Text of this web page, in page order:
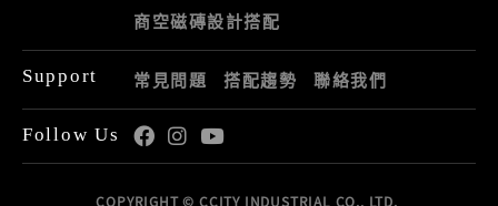
商空磁磚設計搭配
Support 常見問題 搭配趨勢 聯絡我們
Follow Us